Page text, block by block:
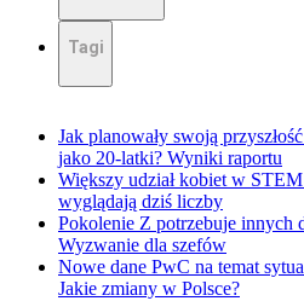
Tagi
Jak planowały swoją
jako 20-latki? Wyniki raportu
Większy udział kobiet w
wyglądają dziś liczby
Pokolenie Z potrzebuje innych
Wyzwanie dla szefów
Nowe dane PwC na temat
Jakie zmiany w Polsce?